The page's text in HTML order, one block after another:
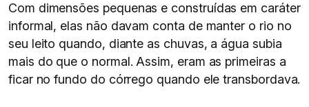
Com dimensões pequenas e construídas em caráter
informal, elas não davam conta de manter o rio no
seu leito quando, diante as chuvas, a água subia
mais do que o normal. Assim, eram as primeiras a
ficar no fundo do córrego quando ele transbordava.